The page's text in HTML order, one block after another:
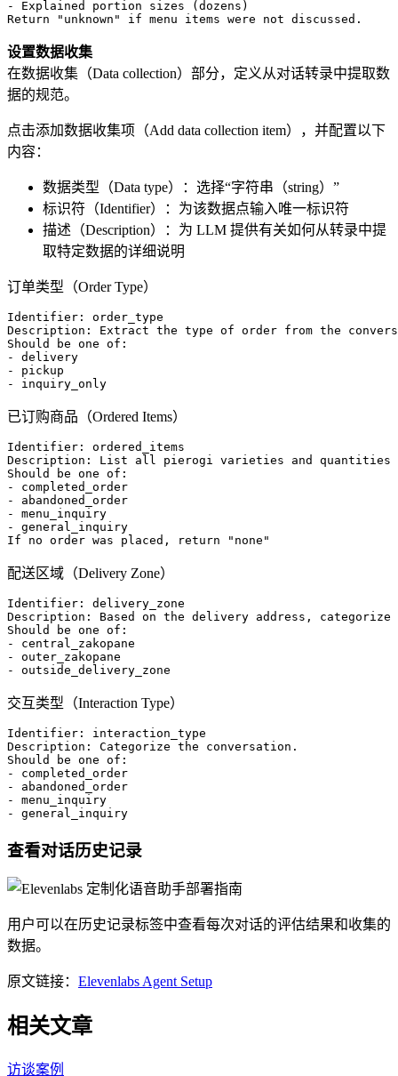
- Explained portion sizes (dozens)
设置数据收集
在数据收集（Data collection）部分，定义从对话转录中提取数
据的规范。
点击添加数据收集项（Add data collection item），并配置以下
内容：
数据类型（Data type）：选择“字符串（string）”
标识符（Identifier）：为该数据点输入唯一标识符
描述（Description）：为 LLM 提供有关如何从转录中提
取特定数据的详细说明
订单类型（Order Type）
Identifier: order_type
Description: Extract the type of order from the
Should be one of:
- delivery
- pickup
已订购商品（Ordered Items）
Identifier: ordered_items
Description: List all pierogi varieties and quantities
Should be one of:
- completed_order
- abandoned_order
- menu_inquiry
- general_inquiry
配送区域（Delivery Zone）
Identifier: delivery_zone
Description: Based on the delivery address,
Should be one of:
- central_zakopane
- outer_zakopane
交互类型（Interaction Type）
Identifier: interaction_type
Description: Categorize the conversation.
Should be one of:
- completed_order
- abandoned_order
- menu_inquiry
查看对话历史记录
用户可以在历史记录标签中查看每次对话的评估结果和收集的
数据。
原文链接： Elevenlabs Agent Setup
相关文章
访谈案例